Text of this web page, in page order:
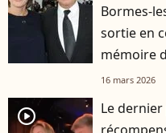
Bormes-
sortie en
mémoire
16 mars 2026
player2
Le